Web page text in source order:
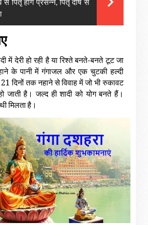
में देरी हो रही है या रिश्ते बनते-बनते टूट जा
के पानी में गंगाजल और एक चुटकी हल्दी
21 दिनों तक नहाने से विवाह में जो भी रुकावट
जाती है। जल्द ही शादी को योग बनते हैं।
मिलताहै।